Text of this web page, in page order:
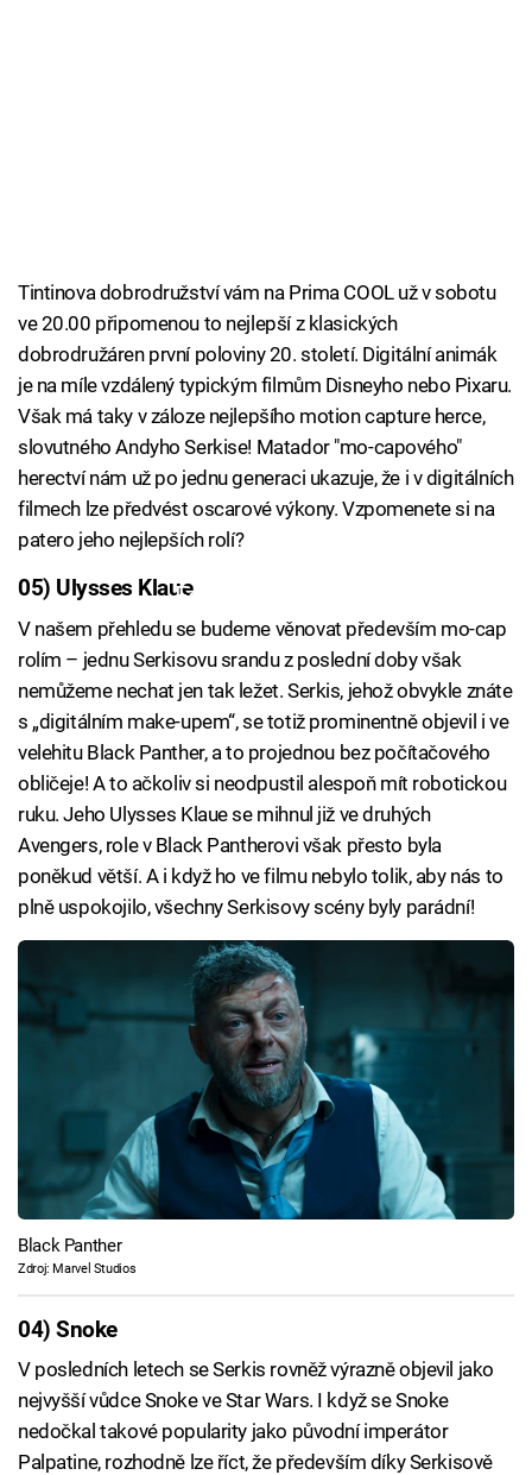
Tintinova dobrodružství vám na Prima COOL už v sobotu
ve 20.00 připomenou to nejlepší z klasických
dobrodružáren první poloviny 20. století. Digitální animák
je na míle vzdálený typickým filmům Disneyho nebo Pixaru.
Však má taky v záloze nejlepšího motion capture herce,
slovutného Andyho Serkise! Matador "mo-capového"
herectví nám už po jednu generaci ukazuje, že i v digitálních
filmech lze předvést oscarové výkony. Vzpomenete si na
patero jeho nejlepších rolí?
Failed to fetch
05) Ulysses Klaue
V našem přehledu se budeme věnovat především mo-cap
rolím – jednu Serkisovu srandu z poslední doby však
nemůžeme nechat jen tak ležet. Serkis, jehož obvykle znáte
s „digitálním make-upem“, se totiž prominentně objevil i ve
velehitu Black Panther, a to projednou bez počítačového
obličeje! A to ačkoliv si neodpustil alespoň mít robotickou
ruku. Jeho Ulysses Klaue se mihnul již ve druhých
Avengers, role v Black Pantherovi však přesto byla
poněkud větší. A i když ho ve filmu nebylo tolik, aby nás to
plně uspokojilo, všechny Serkisovy scény byly parádní!
Black Panther
Zdroj: Marvel Studios
04) Snoke
V posledních letech se Serkis rovněž výrazně objevil jako
nejvyšší vůdce Snoke ve Star Wars. I když se Snoke
nedočkal takové popularity jako původní imperátor
Palpatine, rozhodně lze říct, že především díky Serkisově